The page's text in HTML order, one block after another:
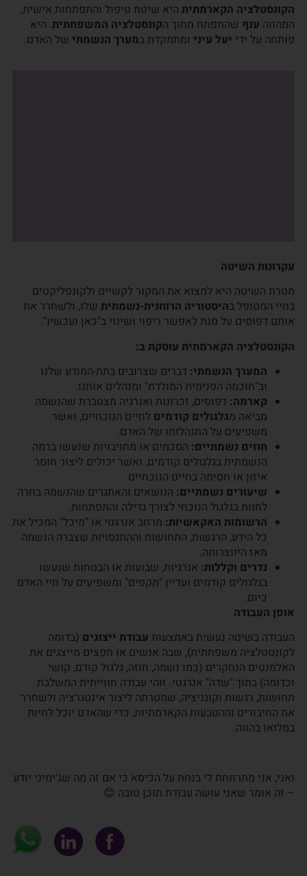
הקונסטלציה הקארמתיתהיא שיטת טיפול והתפתחות אישית,
המהווה ענף שהתפתח מתוך הקונסטלציה המשפחתית. היא
פותחה על ידי יעל עיניומתמקדת במערך הנשמתישל האדם.
עקרונות השיטה
מטרת השיטה היא למצוא את המקור לקשיים ולקונפליקטים
בחיי המטופל בהיסטוריה הרוחנית-נשמתיתשלו, ולשחרר את
אותם דפוסים על מנת לאפשר ריפוי ושינוי ב"כאן ועכשיו".
הקונסטלציה הקארמתית עוסקת ב:
המערך הנשמתי: דברים שצרובים בתת-המודע שלנו
וב"חוכמה הפנימית המולדת" ומנהלים אותנו.
קארמה: דפוסים, זכרונות ואנרגיה מצטברת שהנשמה
מביאה מגלגולים קודמים לחיים הנוכחיים, ואשר
משפיעים על התנהלותו של האדם.
חוזים נשמתיים: הסכמים או מחויבויות שנעשו ברמה
הנשמתית בגלגולים קודמים, ואשר יכולים ליצור חוסר
איזון או חסימה בחיים הנוכחיים.
שיעורים נשמתיים: הנושאים והאתגרים שהנשמה בחרה
לחוות בגלגול הנוכחי לצורך גדילה והתפתחות.
הרשומות האקאשיות: מרחב אנרגטי או "מיכל" המכיל את
כל הידע, הרגשות, התחושות וההתנסויות שצברה הנשמה
מאז היווצרותה.
נדרים וקללות: אנרגיות, שבועות או הבטחות שנעשו
בגלגולים קודמים ועדיין "תקפים" ומשפיעים על חיי האדם
כיום.
אופן העבודה
העבודה בשיטה נעשית באמצעות עבודת ייצוגים (בדומה
לקונסטלציה משפחתית), שבה אנשים או חפצים מייצגים את
האלמנטים הנחקרים (כמו נשמה, חוזה, גלגול קודם, קושי
וכדומה) בתוך "שדה" אנרגטי. זוהי עבודה חווייתית המשלבת
תחושות, רגשות וקוגניציה, שמטרתה ליצור אינטגרציה ולשחרר
את החיבורים וההטבעות הקארמתיות, כדי שהאדם יוכל לחיות
במלואו בהווה.
ואני, אני מתרווחת לי בנחת על הכיסא כי אם זה מה שג'ימיני יודע
– זה אומר שאני עושה עבודת תוכן טובה 😊